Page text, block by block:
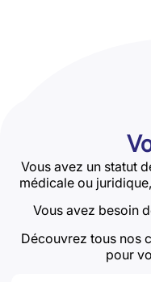
Vous avez un statut
médicale ou
Vous avez besoin
Découvrez tous nos
pour